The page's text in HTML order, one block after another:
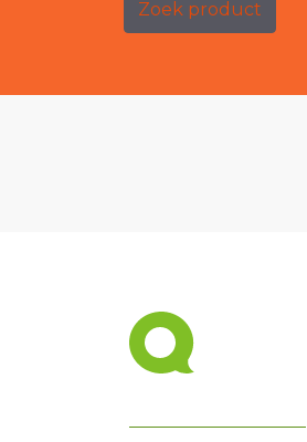
Zoek product